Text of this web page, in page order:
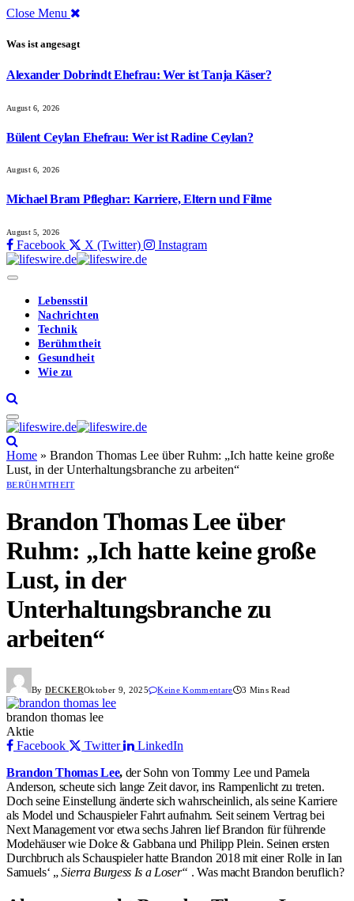
Close Menu
Was ist angesagt
Alexander Dobrindt Ehefrau: Wer ist Tanja Käser?
August 6, 2026
Bülent Ceylan Ehefrau: Wer ist Radine Ceylan?
August 6, 2026
Michael Bram Pfleghar: Karriere, Eltern und Filme
August 5, 2026
Facebook X (Twitter) Instagram
Lebensstil
Nachrichten
Technik
Berühmtheit
Gesundheit
Wie zu
Home » Brandon Thomas Lee über Ruhm: „Ich hatte keine große
Lust, in der Unterhaltungsbranche zu arbeiten“
BERÜHMTHEIT
Brandon Thomas Lee über
Ruhm: „Ich hatte keine große
Lust, in der
Unterhaltungsbranche zu
arbeiten“
By DECKEROktober 9, 2025 Keine Kommentare 3 Mins Read
brandon thomas lee
Aktie
Facebook
Twitter
LinkedIn
Brandon Thomas Lee,der Sohn von Tommy Lee und Pamela
Anderson, scheute sich lange Zeit davor, ins Rampenlicht zu treten.
Doch seine Einstellung änderte sich wahrscheinlich, als seine Karriere
als Model und Schauspieler Fahrt aufnahm. Seit seinem Vertrag bei
Next Management vor etwa sechs Jahren lief Brandon für führende
Modehäuser wie Dolce & Gabbana und Philipp Plein. Seinen ersten
Durchbruch als Schauspieler hatte Brandon 2018 mit einer Rolle in Ian
Samuels‘ „Sierra Burgess Is a Loser“ . Was macht Brandon beruflich?